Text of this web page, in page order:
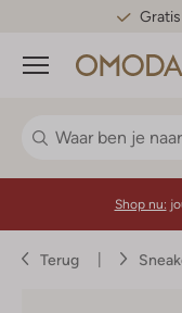
Menu
Shop nu:
Terug